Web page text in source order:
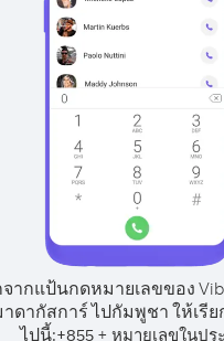
ากแป้นกดหมายเลขของ
ดากัสการ์ ไปกัมพูชา ให้เรี
ไปนี้:+855 + หมายเลขในปร